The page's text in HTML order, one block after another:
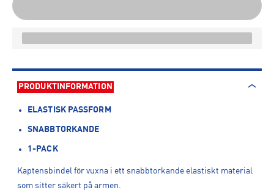
PRODUKTINFORMATION
ELASTISK PASSFORM
SNABBTORKANDE
1-PACK
Kaptensbindel för vuxna i ett snabbtorkande elastiskt material
som sitter säkert på armen.